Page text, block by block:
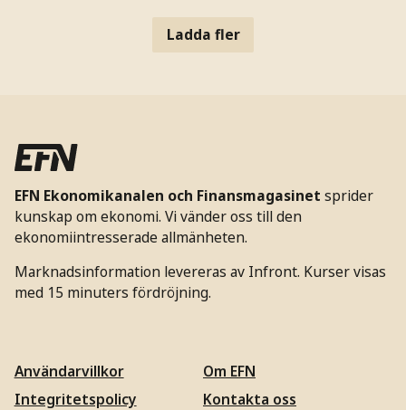
Ladda fler
EFN Ekonomikanalen och Finansmagasinet sprider
kunskap om ekonomi. Vi vänder oss till den
ekonomiintresserade allmänheten.
Marknadsinformation levereras av Infront. Kurser visas
med 15 minuters fördröjning.
Användarvillkor
Integritetspolicy
Om EFN
Kontakta oss